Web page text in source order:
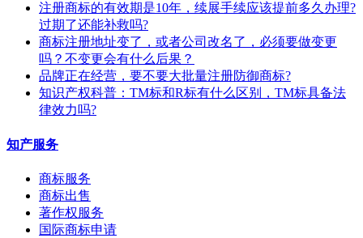
注册商标的有效期是10年，续展手续应该提前多久办理?
过期了还能补救吗?
商标注册地址变了，或者公司改名了，必须要做变更
吗？不变更会有什么后果？
​品牌正在经营，要不要大批量注册防御商标?
知识产权科普：TM标和R标有什么区别，TM标具备法
律效力吗?
知产服务
商标服务
商标出售
著作权服务
国际商标申请